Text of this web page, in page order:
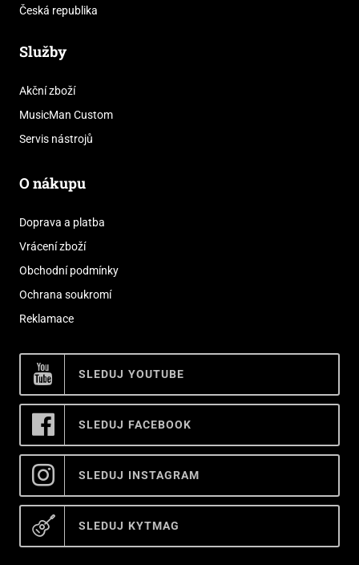
Česká republika
Služby
Akční zboží
MusicMan Custom
Servis nástrojů
O nákupu
Doprava a platba
Vrácení zboží
Obchodní podmínky
Ochrana soukromí
Reklamace
SLEDUJ YOUTUBE
SLEDUJ FACEBOOK
SLEDUJ INSTAGRAM
SLEDUJ KYTMAG